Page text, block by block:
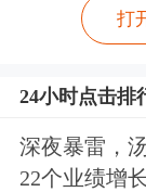
打
24小时点击排
深夜暴雷，
22个业绩增